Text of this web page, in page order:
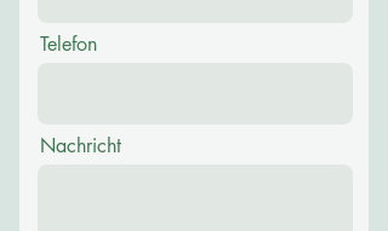
Telefon
Nachricht